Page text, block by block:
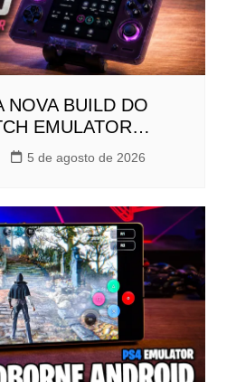
NOVA BUILD DO
EMULATOR…
5 de agosto de 2026